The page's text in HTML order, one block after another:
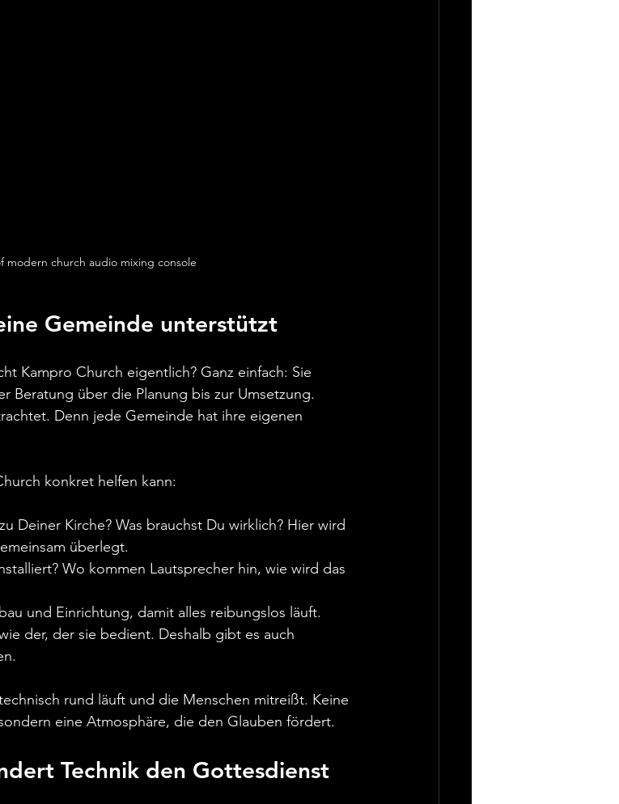
modern church audio mixing console
Gemeinde unterstützt
Kampro Church eigentlich? Ganz einfach: Sie
Beratung über die Planung bis zur Umsetzung.
Denn jede Gemeinde hat ihre eigenen
konkret helfen kann:
Deiner Kirche? Was brauchst Du wirklich? Hier wird
überlegt.
Wo kommen Lautsprecher hin, wie wird das
und Einrichtung, damit alles reibungslos läuft.
der, der sie bedient. Deshalb gibt es auch
rund läuft und die Menschen mitreißt. Keine
eine Atmosphäre, die den Glauben fördert.
Technik den Gottesdienst